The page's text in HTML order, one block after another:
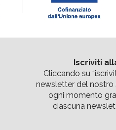
Iscriviti
Cliccando su “
newsletter del nostro
ogni momento
ciascuna